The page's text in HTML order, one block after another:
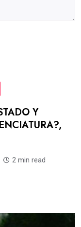
Y
2 min read